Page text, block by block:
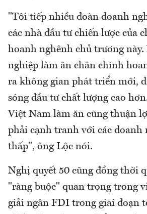
"Tôi tiếp nhiều đoàn doanh
các nhà đầu tư chiến lược của
hoanh nghênh chủ trương
nghiệp làm ăn chân chính
ra không gian phát triển mới,
sóng đầu tư chất lượng cao
Việt Nam làm ăn cũng thuận
phải cạnh tranh với các doanh
thấp", ông Lộc nói.
Nghị quyết 50 cũng đồng thời
"ràng buộc" quan trọng trong
giải ngân FDI trong giai đoạn